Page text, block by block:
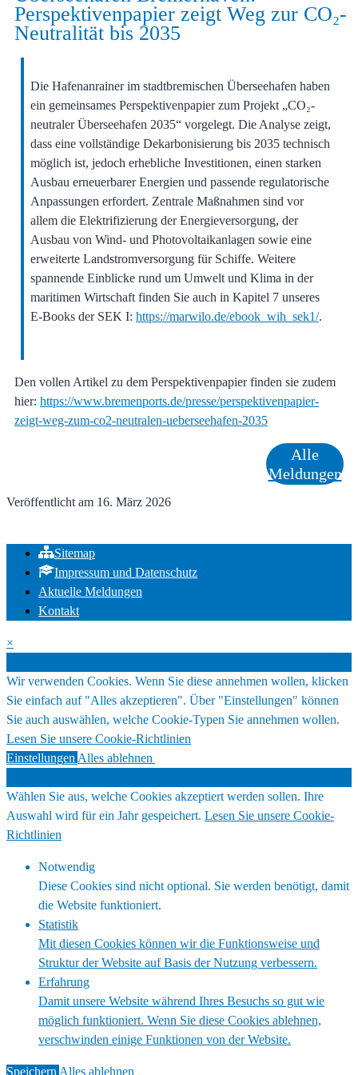
Perspektivenpapier zeigt Weg zur CO₂-
Neutralität bis 2035
Die Hafenanrainer im stadtbremischen Überseehafen haben
ein gemeinsames Perspektivenpapier zum Projekt „CO₂-
neutraler Überseehafen 2035“ vorgelegt. Die Analyse zeigt,
dass eine vollständige Dekarbonisierung bis 2035 technisch
möglich ist, jedoch erhebliche Investitionen, einen starken
Ausbau erneuerbarer Energien und passende regulatorische
Anpassungen erfordert. Zentrale Maßnahmen sind vor
allem die Elektrifizierung der Energieversorgung, der
Ausbau von Wind- und Photovoltaikanlagen sowie eine
erweiterte Landstromversorgung für Schiffe. Weitere
spannende Einblicke rund um Umwelt und Klima in der
maritimen Wirtschaft finden Sie auch in Kapitel 7 unseres
E-Books der SEK I: https://marwilo.de/ebook_wih_sek1/.
Den vollen Artikel zu dem Perspektivenpapier finden sie zudem
hier: https://www.bremenports.de/presse/perspektivenpapier-
zeigt-weg-zum-co2-neutralen-ueberseehafen-2035
Alle
Meldungen
Veröffentlicht am 16. März 2026
Sitemap
Impressum und Datenschutz
Aktuelle Meldungen
Kontakt
×
Wir verwenden Cookies. Wenn Sie diese annehmen wollen, klicken
Sie einfach auf "Alles akzeptieren". Über "Einstellungen" können
Sie auch auswählen, welche Cookie-Typen Sie annehmen wollen.
Lesen Sie unsere Cookie-Richtlinien
Einstellungen Alles ablehnen
Wählen Sie aus, welche Cookies akzeptiert werden sollen. Ihre
Auswahl wird für ein Jahr gespeichert. Lesen Sie unsere Cookie-
Richtlinien
Notwendig
Diese Cookies sind nicht optional. Sie werden benötigt, damit
die Website funktioniert.
Statistik
Mit diesen Cookies können wir die Funktionsweise und
Struktur der Website auf Basis der Nutzung verbessern.
Erfahrung
Damit unsere Website während Ihres Besuchs so gut wie
möglich funktioniert. Wenn Sie diese Cookies ablehnen,
verschwinden einige Funktionen von der Website.
Speichern Alles ablehnen